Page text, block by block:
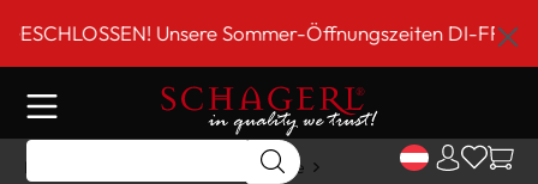
springenUnsere Sommer-Öffnungszeiten DI-FR 9
Home
Holzblasinstrumente